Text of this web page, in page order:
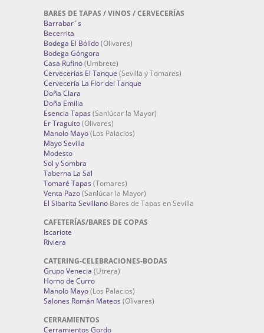
BARES DE TAPAS / VINOS / CERVECERÍAS
Barrabar´s
Becerrita
Bodega El Bólido(Olivares)
Bodega Góngora
Casa Rufino(Umbrete)
Cervecerías El Tanque (Sevilla y Tomares)
Cervecería La Flor del Tanque
Doña Clara
Doña Emilia
Esencia Tapas (Sanlúcar la Mayor)
Er Traguito(Olivares)
Manolo Mayo(Los Palacios)
Mayo Sevilla
Modesto
Sol y Sombra
Taberna La Sal
Tomaré Tapas (Tomares)
Venta Pazo(Sanlúcar la Mayor)
El Sibarita Sevillano Bares de Tapas en Sevilla
CAFETERÍAS/BARES DE COPAS
Iscariote
Riviera
CATERING-CELEBRACIONES-BODAS
Grupo Venecia (Utrera)
Horno de Curro
Manolo Mayo(Los Palacios)
Salones Román Mateos (Olivares)
CERRAMIENTOS
Cerramientos Gordo